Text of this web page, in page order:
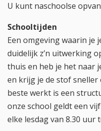
U kunt naschoolse
Schooltijden
Een omgeving waarin je
duidelijk z’n uitwerking
thuis en heb je het naar
en krijg je de stof sneller
beste werkt is een
onze school geldt een
elke lesdag van 8.30 uur